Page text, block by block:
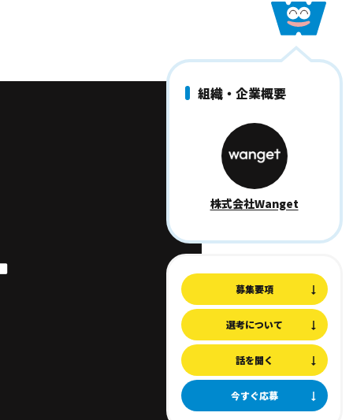
組織・企業概要
株式会社Wanget
募集要項
選考について
話を聞く
今すぐ応募